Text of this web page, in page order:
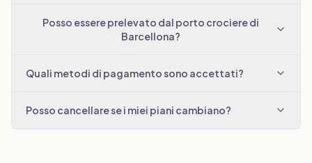
Posso essere prelevato dal porto crociere di
Barcellona?
Quali metodi di pagamento sono accettati?
Posso cancellare se i miei piani cambiano?